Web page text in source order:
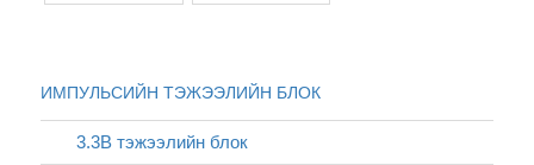
ИМПУЛЬСИЙН ТЭЖЭЭЛИЙН БЛОК
3.3В тэжээлийн блок